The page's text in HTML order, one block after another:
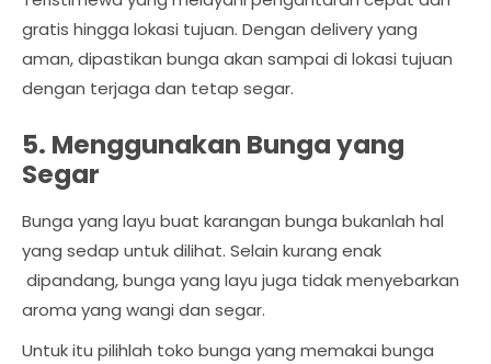
gratis hingga lokasi tujuan. Dengan delivery yang
aman, dipastikan bunga akan sampai di lokasi tujuan
dengan terjaga dan tetap segar.
5. Menggunakan Bunga yang
Segar
Bunga yang layu buat karangan bunga bukanlah hal
yang sedap untuk dilihat. Selain kurang enak
dipandang, bunga yang layu juga tidak menyebarkan
aroma yang wangi dan segar.
Untuk itu pilihlah toko bunga yang memakai bunga